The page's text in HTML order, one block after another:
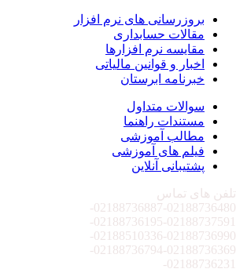
بروزرسانی های نرم افزار
مقالات حسابداری
مقایسه نرم افزارها
اخبار و قوانین مالیاتی
خبرنامه ابرستان
سوالات متداول
مستندات راهنما
مطالب آموزشی
فیلم های آموزشی
پشتیبانی آنلاین
تلفن های تماس
02188736887-02188736480-
02188736195-02188737591-
02188510336-02188736990-
02188736794-02188736369-
02188736231-